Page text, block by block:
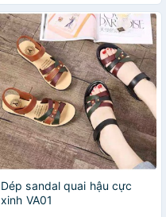
Dép sandal quai hậu cực
xinh VA01